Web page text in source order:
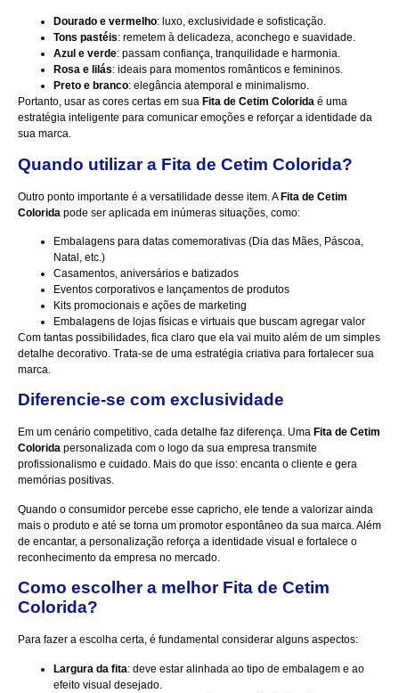
Dourado e vermelho: luxo, exclusividade e sofisticação.
Tons pastéis: remetem à delicadeza, aconchego e suavidade.
Azul e verde: passam confiança, tranquilidade e harmonia.
Rosa e lilás: ideais para momentos românticos e femininos.
Preto e branco: elegância atemporal e minimalismo.
Portanto, usar as cores certas em sua Fita de Cetim Colorida é uma
estratégia inteligente para comunicar emoções e reforçar a identidade da
sua marca.
Quando utilizar a Fita de Cetim Colorida?
Outro ponto importante é a versatilidade desse item. AFita de Cetim
Colorida pode ser aplicada em inúmeras situações, como:
Embalagens para datas comemorativas (Dia das Mães, Páscoa,
Natal, etc.)
Casamentos, aniversários e batizados
Eventos corporativos e lançamentos de produtos
Kits promocionais e ações de marketing
Embalagens de lojas físicas e virtuais que buscam agregar valor
Com tantas possibilidades, fica claro que ela vai muito além de um simples
detalhe decorativo. Trata-se de uma estratégia criativa para fortalecer sua
marca.
Diferencie-se com exclusividade
Em um cenário competitivo, cada detalhe faz diferença. Uma Fita de Cetim
Colorida personalizada com o logo da sua empresa transmite
profissionalismo e cuidado. Mais do que isso: encanta o cliente e gera
memórias positivas.
Quando o consumidor percebe esse capricho, ele tende a valorizar ainda
mais o produto e até se torna um promotor espontâneo da sua marca. Além
de encantar, a personalização reforça a identidade visual e fortalece o
reconhecimento da empresa no mercado.
Como escolher a melhor Fita de Cetim
Colorida?
Para fazer a escolha certa, é fundamental considerar alguns aspectos:
Largura da fita: deve estar alinhada ao tipo de embalagem e ao
efeito visual desejado.